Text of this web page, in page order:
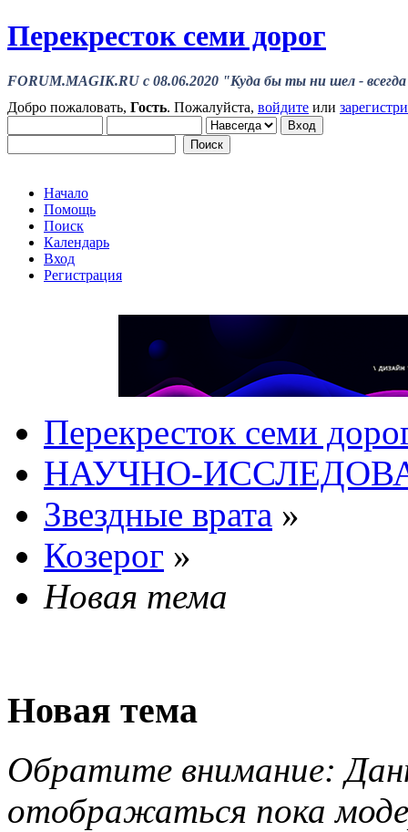
Перекресток семи дорог
FORUM.MAGIK.RU c 08.06.2020 "Куда бы ты ни шел - всегда
Добро пожаловать, Гость. Пожалуйста, войдите или
Начало
Помощь
Поиск
Календарь
Вход
Регистрация
Перекресток семи
НАУЧНО-
Звездные врата »
Козерог »
Новая тема
Новая тема
Обратите внимание:
отображаться пока